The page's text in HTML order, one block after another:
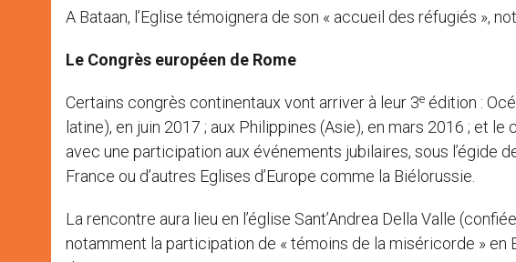
A Bataan, l’Eglise témoignera de son « accueil des réfugiés »,
Le Congrès européen de Rome
Certains congrès continentaux vont arriver à leur 3e édition :
latine), en juin 2017 ; aux Philippines (Asie), en mars 2016 ; et
avec une participation aux événements jubilaires, sous l’égide
France ou d’autres Eglises d’Europe comme la Biélorussie.
La rencontre aura lieu en l’église Sant’Andrea Della Valle
notamment la participation de « témoins de la miséricorde » en